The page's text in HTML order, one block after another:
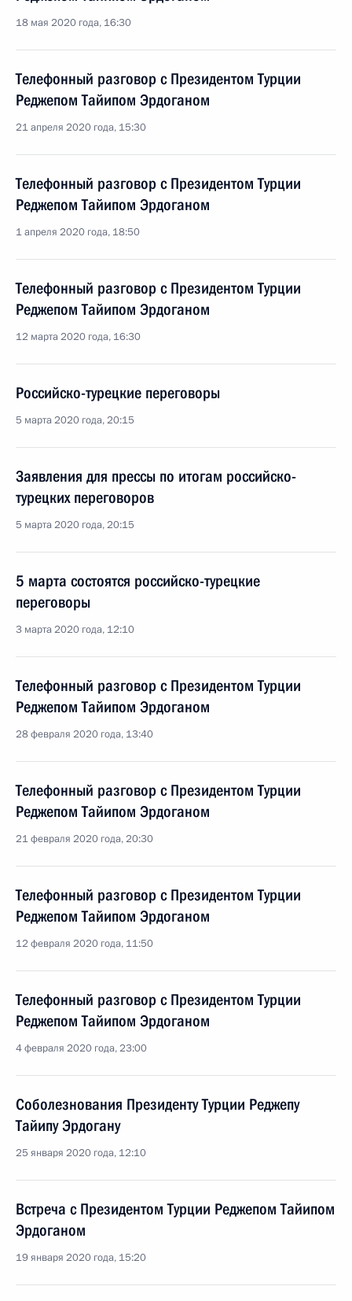
18 мая 2020 года, 16:30
Телефонный разговор с Президентом Турции
Реджепом Тайипом Эрдоганом
21 апреля 2020 года, 15:30
Телефонный разговор с Президентом Турции
Реджепом Тайипом Эрдоганом
1 апреля 2020 года, 18:50
Телефонный разговор с Президентом Турции
Реджепом Тайипом Эрдоганом
12 марта 2020 года, 16:30
Российско-турецкие переговоры
5 марта 2020 года, 20:15
Заявления для прессы по итогам российско-
турецких переговоров
5 марта 2020 года, 20:15
5 марта состоятся российско-турецкие
переговоры
3 марта 2020 года, 12:10
Телефонный разговор с Президентом Турции
Реджепом Тайипом Эрдоганом
28 февраля 2020 года, 13:40
Телефонный разговор с Президентом Турции
Реджепом Тайипом Эрдоганом
21 февраля 2020 года, 20:30
Телефонный разговор с Президентом Турции
Реджепом Тайипом Эрдоганом
12 февраля 2020 года, 11:50
Телефонный разговор с Президентом Турции
Реджепом Тайипом Эрдоганом
4 февраля 2020 года, 23:00
Соболезнования Президенту Турции Реджепу
Тайипу Эрдогану
25 января 2020 года, 12:10
Встреча с Президентом Турции Реджепом Тайипом
Эрдоганом
19 января 2020 года, 15:20